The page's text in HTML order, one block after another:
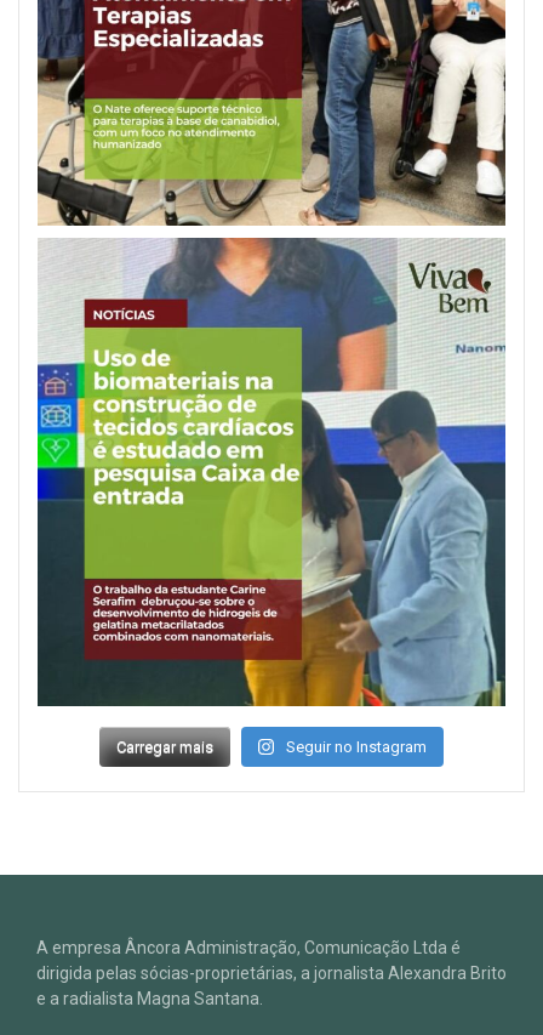
Carregar mais Seguir no Instagram
A empresa Âncora Administração, Comunicação Ltda é
dirigida pelas sócias-proprietárias, a jornalista Alexandra Brito
e a radialista Magna Santana.